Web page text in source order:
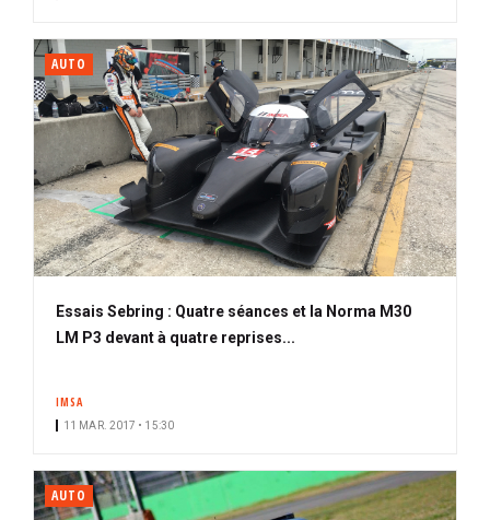
AUTO
Essais Sebring : Quatre séances et la Norma M30
LM P3 devant à quatre reprises...
IMSA
11 MAR. 2017 • 15:30
AUTO